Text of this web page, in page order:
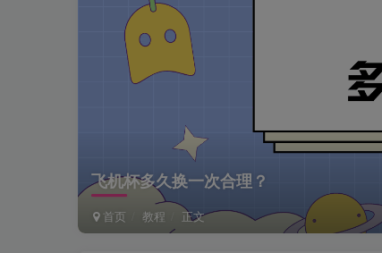
飞机杯多久换一次合理？
首页 教程 正文